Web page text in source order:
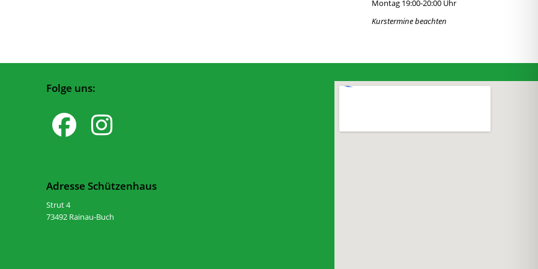
Montag 19:00-20:00 Uhr
Kurstermine beachten
Folge uns:
Adresse Schützenhaus
Strut 4
73492 Rainau-Buch